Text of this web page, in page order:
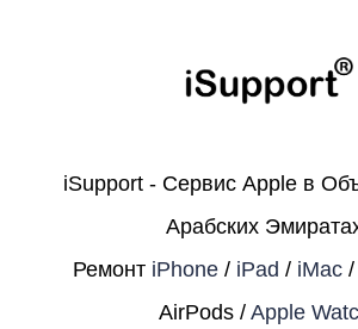
iSupport - Сервис Apple в
Арабских
Ремонт iPhone / iPad / iMac /
AirPods / Apple